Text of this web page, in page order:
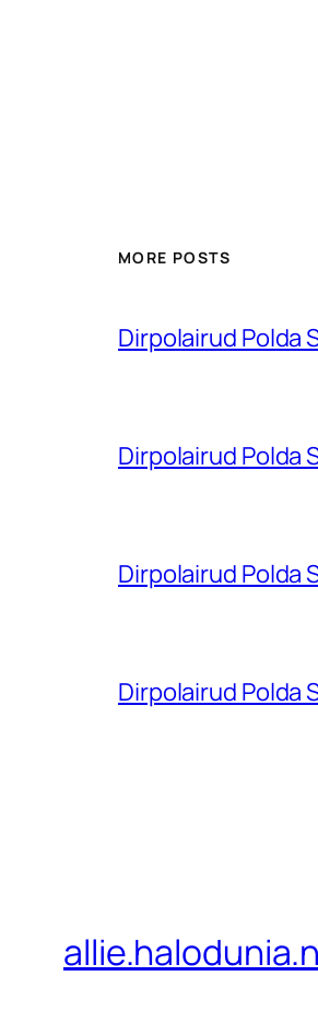
MORE POSTS
Dirpolairud Polda
Dirpolairud Polda
Dirpolairud Polda
Dirpolairud Polda